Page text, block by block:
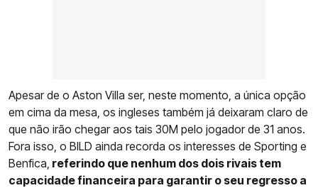
Apesar de o Aston Villa ser, neste momento, a única opção
em cima da mesa, os ingleses também já deixaram claro de
que não irão chegar aos tais 30M pelo jogador de 31 anos.
Fora isso, o BILD ainda recorda os interesses de Sporting e
Benfica, referindo que nenhum dos dois rivais tem
capacidade financeira para garantir o seu regresso a